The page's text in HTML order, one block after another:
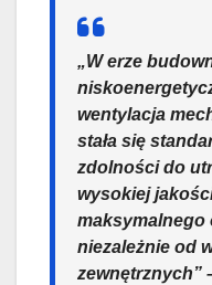
„W erze
wentylacja
stała się
zdolności do
wysokiej
maksymalnego
niezależnie od
zewnętrznych”